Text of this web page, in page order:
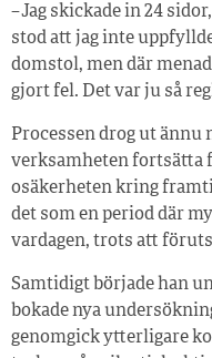
– Jag skickade in 24
stod att jag inte
domstol, men där
gjort fel. Det var ju så
Processen drog ut ännu
verksamheten fortsätta
osäkerheten kring
det som en period där
vardagen, trots att
Samtidigt började han
bokade nya
genomgick ytterligare